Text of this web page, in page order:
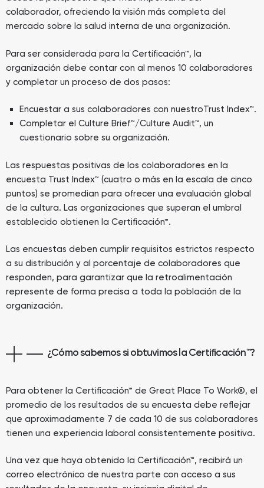
colaborador, ofreciendo la visión más completa del
mercado sobre la salud interna de una organización.
Para ser considerada para la Certificación™, la
organización debe contar con al menos 10 colaboradores
y completar un proceso de dos pasos:
Encuestar a sus colaboradores con nuestroTrust Index™.
Completar el Culture Brief™/Culture Audit™, un
cuestionario sobre su organización.
Las respuestas positivas de los colaboradores en la
encuesta Trust Index™ (cuatro o más en la escala de cinco
puntos) se promedian para ofrecer una evaluación global
de la cultura. Las organizaciones que superan el umbral
establecido obtienen la Certificación™.
Las encuestas deben cumplir requisitos estrictos respecto
a su distribución y al porcentaje de colaboradores que
responden, para garantizar que la retroalimentación
represente de forma precisa a toda la población de la
organización.
¿Cómo sabemos si obtuvimos la Certificación™?
Para obtener la Certificación™ de Great Place To Work®, el
promedio de los resultados de su encuesta debe reflejar
que aproximadamente 7 de cada 10 de sus colaboradores
tienen una experiencia laboral consistentemente positiva.
Una vez que haya obtenido la Certificación™, recibirá un
correo electrónico de nuestra parte con acceso a sus